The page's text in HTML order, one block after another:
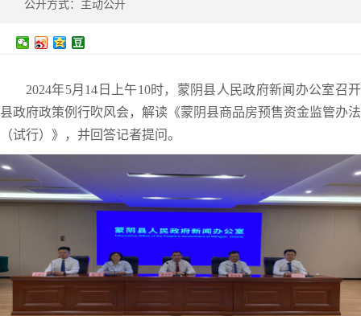
公开方式： 主动公开
2024年5月14日上午10时，蒙阴县人民政府新闻办公室召开
县政府政策例行吹风会，解读《蒙阴县商品房预售资金监管办法
（试行）》，并回答记者提问。